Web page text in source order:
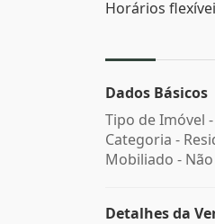
Horários
Dados Básicos
Tipo de Imóvel
Categoria -
Mobiliado - Não
Detalhes da